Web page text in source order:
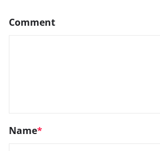
Comment
Name*